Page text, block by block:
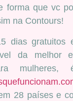
forma que vc
na Contours!
dias gratuitos
da melhor
28 países e